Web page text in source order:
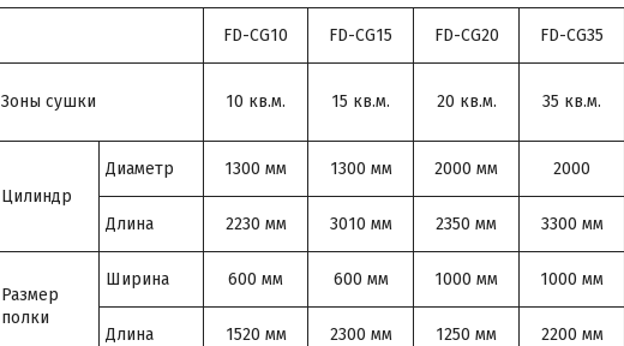
FD-CG10 FD-CG15 FD-CG20 FD-CG35
Зоны сушки 10 кв.м. 15 кв.м. 20 кв.м. 35 кв.м.
Цилиндр
Диаметр 1300 мм 1300 мм 2000 мм 2000
Длина 2230 мм 3010 мм 2350 мм 3300 мм
Размер
полки
Ширина 600 мм 600 мм 1000 мм 1000 мм
Длина 1520 мм 2300 мм 1250 мм 2200 мм